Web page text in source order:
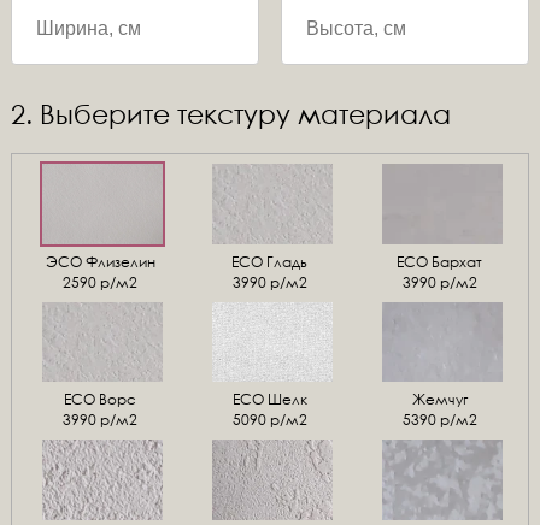
2. Выберите текстуру материала
ЭСО Флизелин
2590 р/м2
ЕСО Гладь
3990 р/м2
ECO Бархат
3990 р/м2
ЕСО Ворс
3990 р/м2
ЕСО Шелк
5090 р/м2
Жемчуг
5390 р/м2